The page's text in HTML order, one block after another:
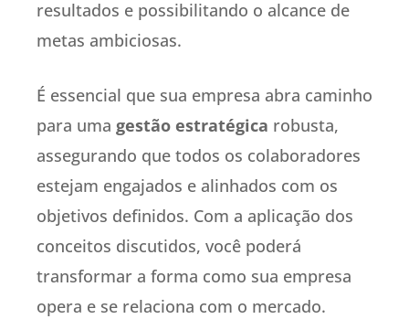
resultados e possibilitando o alcance de
metas ambiciosas.
É essencial que sua empresa abra caminho
para uma gestão estratégica robusta,
assegurando que todos os colaboradores
estejam engajados e alinhados com os
objetivos definidos. Com a aplicação dos
conceitos discutidos, você poderá
transformar a forma como sua empresa
opera e se relaciona com o mercado.